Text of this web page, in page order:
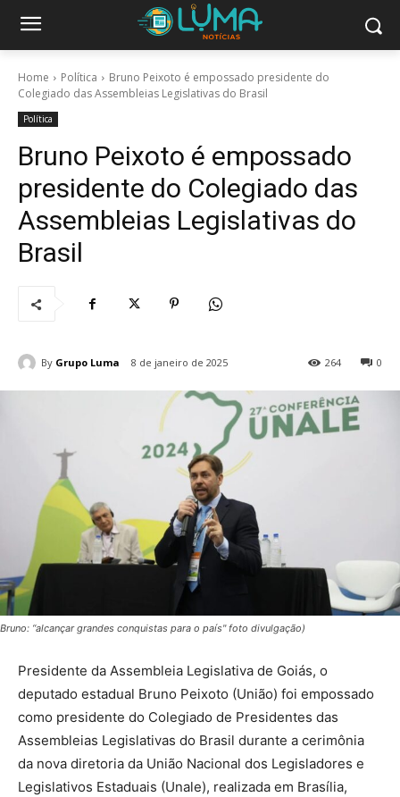
Home Política
Bruno Peixoto é empossado presidente do
Colegiado das Assembleias Legislativas do Brasil
Política
Bruno Peixoto é empossado
presidente do Colegiado das
Assembleias Legislativas do
Brasil
By Grupo Luma 8 de janeiro de 2025 0
264
Bruno: “alcançar grandes conquistas para o país" foto divulgação)
Presidente da Assembleia Legislativa de Goiás, o
deputado estadual Bruno Peixoto (União) foi empossado
como presidente do Colegiado de Presidentes das
Assembleias Legislativas do Brasil durante a cerimônia
da nova diretoria da União Nacional dos Legisladores e
Legislativos Estaduais (Unale), realizada em Brasília,